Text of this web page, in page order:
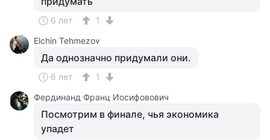
6 лет
1
Elchin Tehmezov
Да однозначно придумали они.
6 лет
1
Фердинанд Франц Иосифовович
Посмотрим в финале, чья экономика
упадет